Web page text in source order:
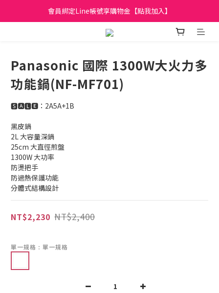
日立家電、國際牌 原廠管制價格 私訊優惠價
全館滿299元免運
Panasonic 國際 1300W大火力多
功能鍋​(NF-MF701)
🆂🅰🅻🅴：2A5A+1B
黑皮鍋
2L 大容量深鍋
25cm 大直徑煎盤
1300W 大功率
防燙把手
防過熱保護功能
分體式結構設計
NT$2,230 NT$2,400
單一規格 : 單一規格